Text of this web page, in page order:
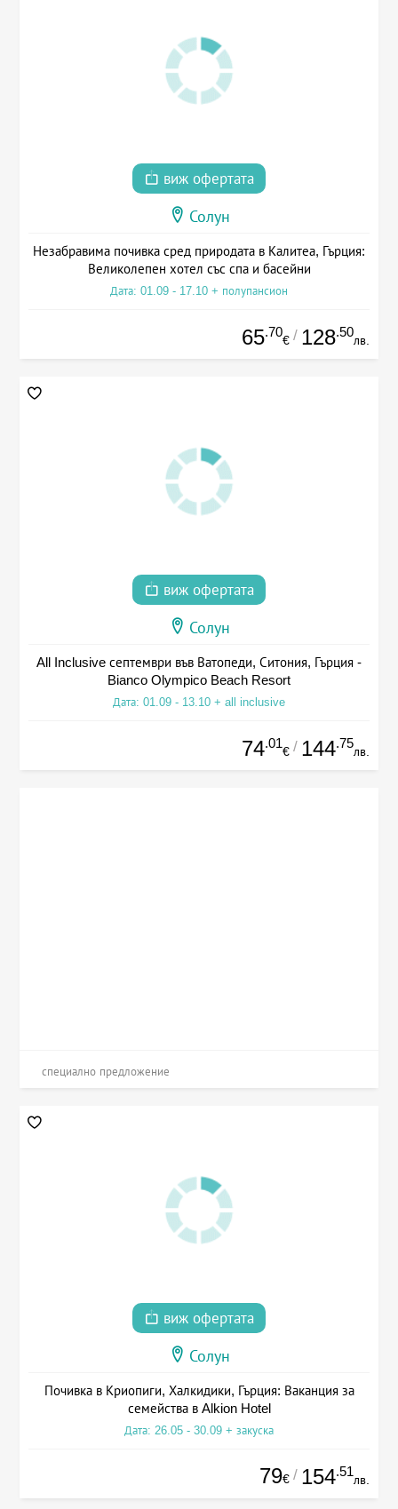
виж офертата
Солун
Незабравима почивка сред природата в Калитеа, Гърция:
Великолепен хотел със спа и басейни
Дата: 01.09 - 17.10 + полупансион
65.70
€ / 128.50
лв.
виж офертата
Солун
All Inclusive септември във Ватопеди, Ситония, Гърция -
Bianco Olympico Beach Resort
Дата: 01.09 - 13.10 + all inclusive
74.01
€ / 144.75
лв.
специално предложение
виж офертата
Солун
Почивка в Криопиги, Халкидики, Гърция: Ваканция за
семейства в Alkion Hotel
Дата: 26.05 - 30.09 + закуска
79€ / 154.51
лв.